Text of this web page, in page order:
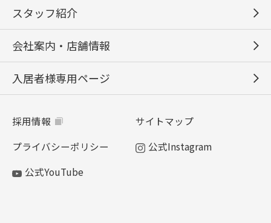
スタッフ紹介
会社案内・店舗情報
入居者様専用ページ
採用情報
サイトマップ
プライバシーポリシー
公式Instagram
公式YouTube